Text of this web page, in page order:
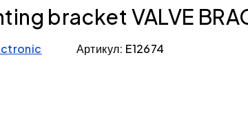
bracket VALVE
Артикул: E12674